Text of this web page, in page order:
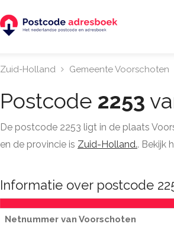
Zuid-Holland Gemeente Voorschoten
Postcode 2253
De postcode 2253 ligt in de plaats
en de provincie is Zuid-Holland.. Bekijk
Informatie over postcode
Netnummer van Voorschoten